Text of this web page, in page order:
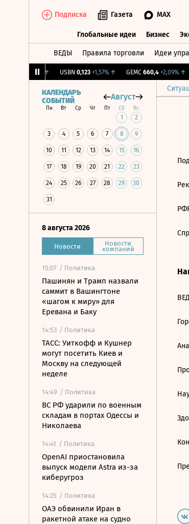
Подписка Газета MAX
Глобальные идеи Бизнес
ВЕДЫ Правила торговли Идеи
USBN 0,123 +1,57%↑ GEMC 660,4 +2,09%↑
КАЛЕНДАРЬ
СОБЫТИЙ
Август
Пн Вт Ср Чт Пт Сб Вс
1 2
3 4 5 6 7 8 9
10 11 12 13 14 15 16
17 18 19 20 21 22 23
24 25 26 27 28 29 30
31
8 августа 2026
Новости Новости
компаний
15:07 / Политика
Пашинян и Трамп назвали
саммит в Вашингтоне
«шагом к миру» для
Еревана и Баку
14:53 / Политика
ТАСС: Уиткофф и Кушнер
могут посетить Киев и
Москву на следующей
неделе
14:49 / Политика
ВС РФ ударили по военным
складам в портах Одессы и
Николаева
14:41 / Политика
OpenAI приостановила
выпуск модели Astra из-за
киберугроз
14:25 / Политика
ОАЭ обвинили Иран в
ракетной атаке на судно